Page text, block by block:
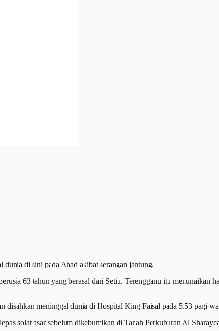
di sini pada Ahad akibat serangan jantung.
63 tahun yang berasal dari Setiu, Terengganu itu menunaikan
meninggal dunia di Hospital King Faisal pada 5.53 pagi
solat asar sebelum dikebumikan di Tanah Perkuburan Al